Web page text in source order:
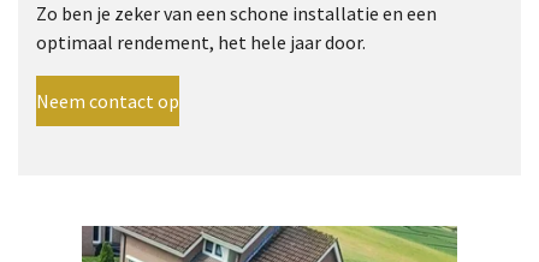
Zo ben je zeker van een schone installatie en een
optimaal rendement, het hele jaar door.
Neem contact op